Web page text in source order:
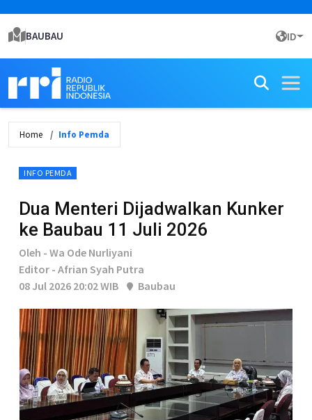
BAUBAU ID
Home Info Pemda
INFO PEMDA
Dua Menteri Dijadwalkan Kunker
ke Baubau 11 Juli 2026
Oleh - Wa Ode Nurliyani
Editor - Afrian Syah Putra
08 Jul 2026 20:02 WIB
Baubau